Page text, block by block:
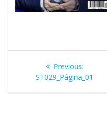
Navegación
Previous:Previous
post:
ST029_Página_01